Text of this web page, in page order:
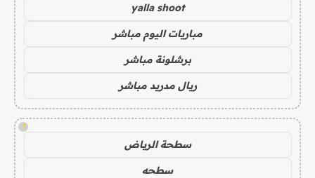
yalla shoot
مباريات اليوم مباشر
برشلونة مباشر
ريال مدريد مباشر
!
سطحة الرياض
سطحه